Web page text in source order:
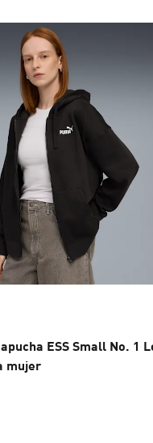
ESS Small No. 1
mujer